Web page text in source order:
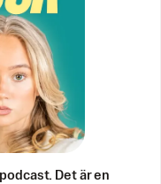
Det är en